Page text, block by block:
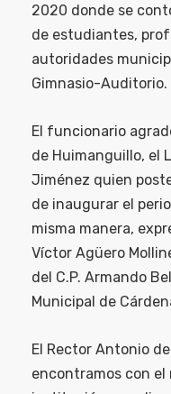
2020 donde se
de estudiantes,
autoridades
Gimnasio-Auditorio.
El funcionario
de Huimanguillo, el
Jiménez quien
de inaugurar el
misma manera,
Víctor Agüero
del C.P. Armando
Municipal de
El Rector Antonio
encontramos con